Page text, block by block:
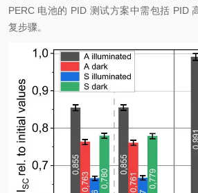
PERC 电池的 PID 测试方案中需包括 PID
复步骤。